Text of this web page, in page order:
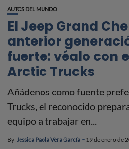
AUTOS DEL MUNDO
El Jeep Grand
anterior
fuerte: véalo con
Arctic Trucks
Añádenos como fuente
Trucks, el reconocido
equipo a trabajar en...
By Jessica Paola Vera García 19 de enero de